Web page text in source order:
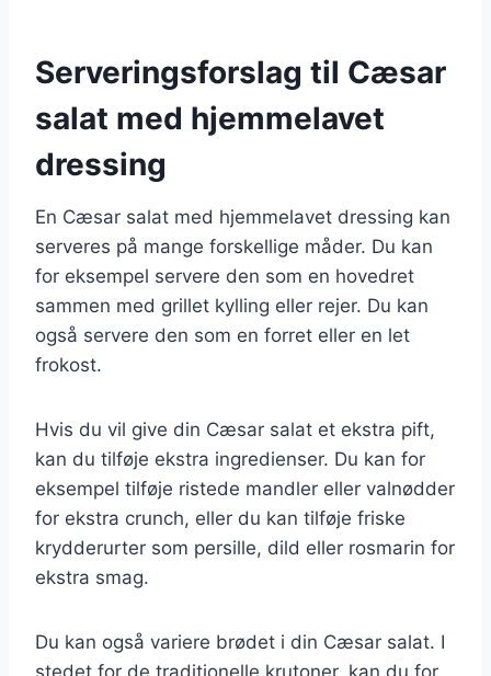
Serveringsforslag til Cæsar
salat med hjemmelavet
dressing
En Cæsar salat med hjemmelavet dressing kan
serveres på mange forskellige måder. Du kan
for eksempel servere den som en hovedret
sammen med grillet kylling eller rejer. Du kan
også servere den som en forret eller en let
frokost.
Hvis du vil give din Cæsar salat et ekstra pift,
kan du tilføje ekstra ingredienser. Du kan for
eksempel tilføje ristede mandler eller valnødder
for ekstra crunch, eller du kan tilføje friske
krydderurter som persille, dild eller rosmarin for
ekstra smag.
Du kan også variere brødet i din Cæsar salat. I
stedet for de traditionelle krutoner, kan du for